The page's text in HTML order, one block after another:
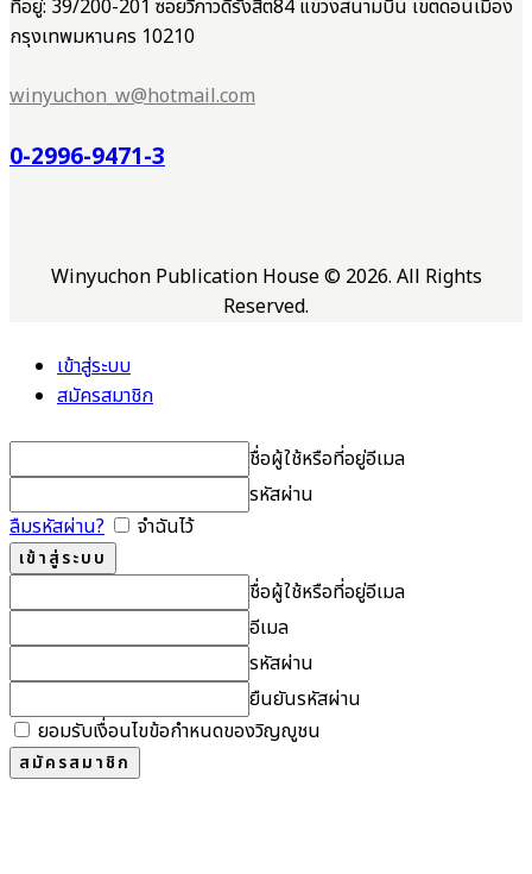
ที่อยู่: 39/200-201 ซอยวิภาวดีรังสิต84 แขวงสนามบิน เขตดอนเมือง
กรุงเทพมหานคร 10210
winyuchon_w@hotmail.com
0-2996-9471-3
Winyuchon Publication House © 2026. All Rights
Reserved.
เข้าสู่ระบบ
สมัครสมาชิก
ชื่อผู้ใช้หรือที่อยู่อีเมล
รหัสผ่าน
ลืมรหัสผ่าน?
จำฉันไว้
ชื่อผู้ใช้หรือที่อยู่อีเมล
อีเมล
รหัสผ่าน
ยืนยันรหัสผ่าน
ยอมรับเงื่อนไขข้อกำหนดของวิญญูชน